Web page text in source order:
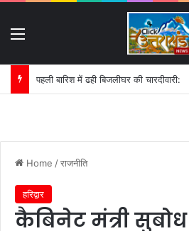
पहली बारिश में ढही बिजलीघर की चारदीवारी:
Home /राजनीति
हरिद्वार
कैबिनेट मंत्री